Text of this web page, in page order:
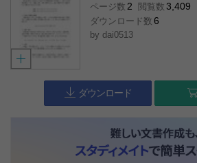
ページ数 2 閲覧数 3,409
ダウンロード数 6
by dai0513
ダウンロード